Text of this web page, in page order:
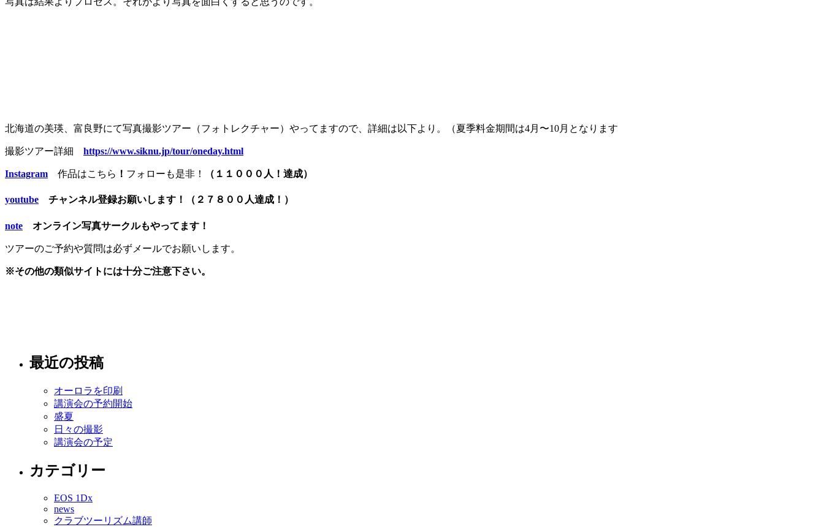
北海道の美瑛、富良野にて写真撮影ツアー（フォトレクチャー）やってますので、詳細は以下より。（夏季料金期間は4月〜10月となります
撮影ツアー詳細 https://www.siknu.jp/tour/oneday.html
Instagram 作品はこちら ！ フォローも是非！ （１１０００人！達成）
youtube チャンネル登録お願いします！（２７８００人達成！）
note オンライン写真サークルもやってます！
ツアーのご予約や質問は必ずメールでお願いします。
※その他の類似サイトには十分ご注意下さい。
最近の投稿
オーロラを印刷
講演会の予約開始
盛夏
日々の撮影
講演会の予定
カテゴリー
EOS 1Dx
news
クラブツーリズム講師